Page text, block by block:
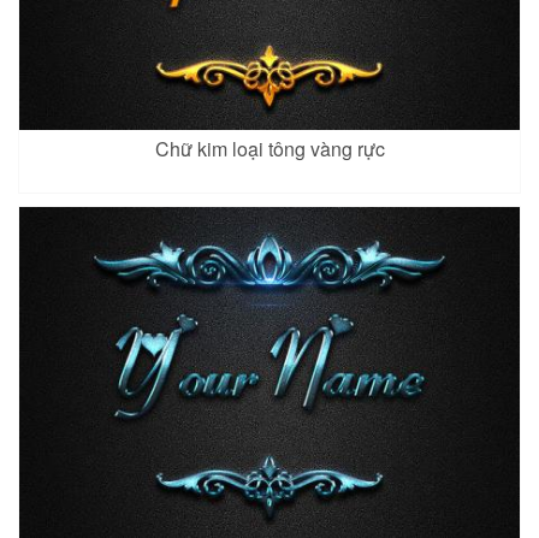
Chữ kim loại tông vàng rực